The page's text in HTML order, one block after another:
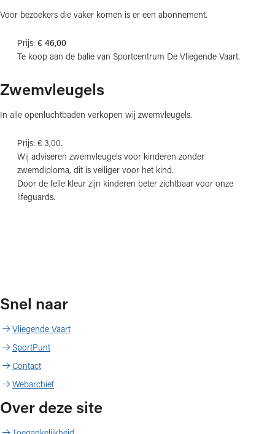
Voor bezoekers die vaker komen is er een abonnement.
Prijs: € 46,00
Te koop aan de balie van Sportcentrum De Vliegende Vaart.
Zwemvleugels
In alle openluchtbaden verkopen wij zwemvleugels.
Prijs: € 3,00.
Wij adviseren zwemvleugels voor kinderen zonder
zwemdiploma, dit is veiliger voor het kind.
Door de felle kleur zijn kinderen beter zichtbaar voor onze
lifeguards.
Snel naar
Vliegende Vaart
SportPunt
Contact
Webarchief
Over deze site